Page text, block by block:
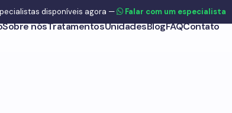
Sobre nósTratamentosUnidadesBlogFAQContato
disponíveis agora — Falar com um especialista